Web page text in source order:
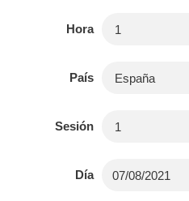
Hora
País
Sesión
Día